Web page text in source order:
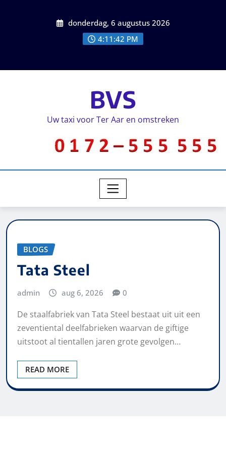
donderdag, 6 augustus 2026
4:11:42 PM
BVS
Uw taxi voor Ter Aar en omstreken
BLOGS
Tata Steel
admin aug 6, 2026 0
De staalfabriek van Tata Steel bestaat uit uit een
zeventiental deelfabrieken waarvan de giftige
uitstoot al tientallen jaren grote gevolgen…
READ MORE